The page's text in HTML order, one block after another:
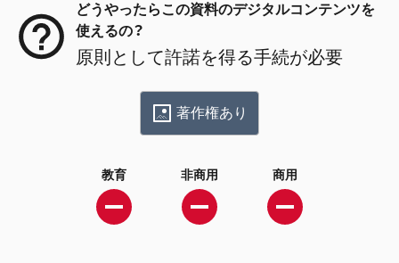
どうやったらこの資料のデジタルコンテンツを
使えるの？
原則として許諾を得る手続が必要
著作権あり
教育 非商用 商用